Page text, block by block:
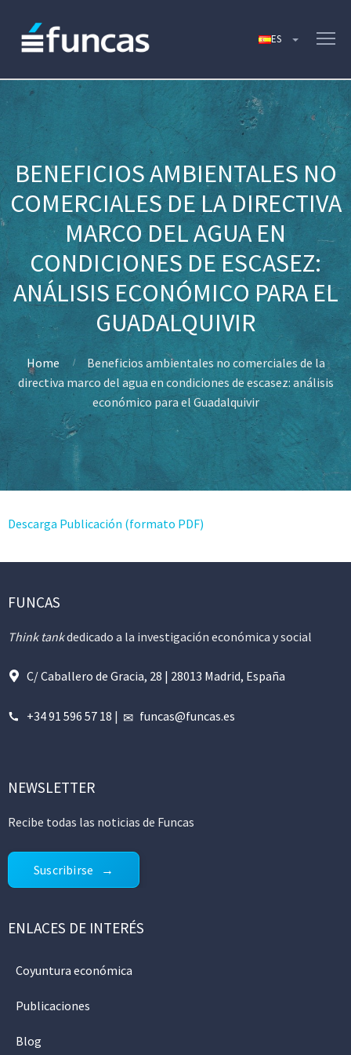
BENEFICIOS AMBIENTALES NO
COMERCIALES DE LA DIRECTIVA
MARCO DEL AGUA EN
CONDICIONES DE ESCASEZ:
ANÁLISIS ECONÓMICO PARA EL
GUADALQUIVIR
Home
Beneficios ambientales no comerciales de la
directiva marco del agua en condiciones de escasez: análisis
económico para el Guadalquivir
Descarga Publicación (formato PDF)
FUNCAS
Think tankdedicado a la investigación económica y social
C/ Caballero de Gracia, 28 | 28013 Madrid, España
+34 91 596 57 18 | funcas@funcas.es
NEWSLETTER
Recibe todas las noticias de Funcas
Suscribirse
ENLACES DE INTERÉS
Coyuntura económica
Publicaciones
Blog